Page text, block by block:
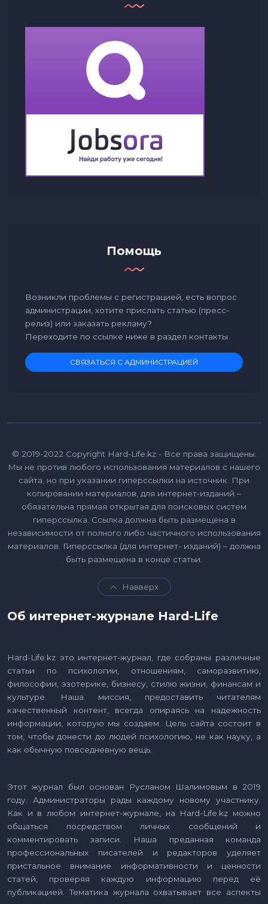
Помощь
Возникли проблемы с регистрацией, есть вопрос
администрации, хотите прислать статью (пресс-
релиз) или заказать рекламу?
Переходите по ссылке ниже в раздел контакты.
СВЯЗАТЬСЯ С АДМИНИСТРАЦИЕЙ
© 2019-2022 Copyright Hard-Life.kz - Все права защищены.
Мы не против любого использования материалов с нашего
сайта, но при указании гиперссылки на источник. При
копировании материалов, для интернет-изданий –
обязательна прямая открытая для поисковых систем
гиперссылка. Ссылка должна быть размещена в
независимости от полного либо частичного использования
материалов. Гиперссылка (для интернет- изданий) – должна
быть размещена в конце статьи.
Навверх
Об интернет-журнале Hard-Life
Hard-Life.kz это интернет-журнал, где собраны различные
статьи по психологии, отношениям, саморазвитию,
философии, эзотерике, бизнесу, стилю жизни, финансам и
культуре. Наша миссия, предоставить читателям
качественный контент, всегда опираясь на надежность
информации, которую мы создаем. Цель сайта состоит в
том, чтобы донести до людей психологию, не как науку, а
как обычную повседневную вещь.
Этот журнал был основан Русланом Шалимовым в 2019
году. Администраторы рады каждому новому участнику.
Как и в любом интернет-журнале, на Hard-Life.kz можно
общаться посредством личных сообщений и
комментировать записи. Наша преданная команда
профессиональных писателей и редакторов уделяет
пристальное внимание информативности и ценности
статей, проверяя каждую информацию перед её
публикацией. Тематика журнала охватывает все аспекты